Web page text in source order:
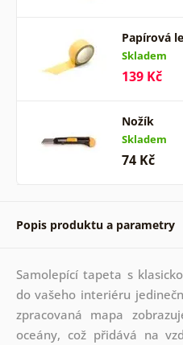
Papírová
Skladem
139 Kč
Nožík
Skladem
74 Kč
Popis produktu a parametry
Samolepící tapeta s
do vašeho interiéru
zpracovaná mapa
oceány, což přidává na